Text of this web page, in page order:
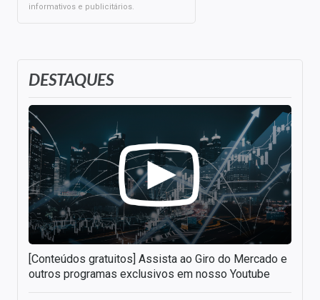
DESTAQUES
[Conteúdos gratuitos] Assista ao Giro do Mercado e
outros programas exclusivos em nosso Youtube
informativos e publicitários.